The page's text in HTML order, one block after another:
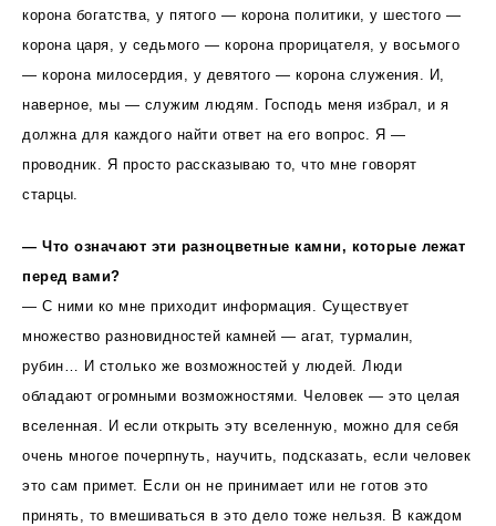
корона богатства, у пятого — корона политики, у шестого —
корона царя, у седьмого — корона прорицателя, у восьмого
— корона милосердия, у девятого — корона служения. И,
наверное, мы — служим людям. Господь меня избрал, и я
должна для каждого найти ответ на его вопрос. Я —
проводник. Я просто рассказываю то, что мне говорят
старцы.
— Что означают эти разноцветные камни, которые лежат
перед вами?
— С ними ко мне приходит информация. Существует
множество разновидностей камней — агат, турмалин,
рубин… И столько же возможностей у людей. Люди
обладают огромными возможностями. Человек — это целая
вселенная. И если открыть эту вселенную, можно для себя
очень многое почерпнуть, научить, подсказать, если человек
это сам примет. Если он не принимает или не готов это
принять, то вмешиваться в это дело тоже нельзя. В каждом